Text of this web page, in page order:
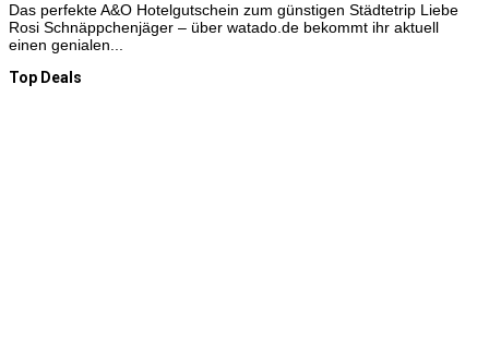
Das perfekte A&O Hotelgutschein zum günstigen Städtetrip Liebe
Rosi Schnäppchenjäger – über watado.de bekommt ihr aktuell
einen genialen...
Top Deals